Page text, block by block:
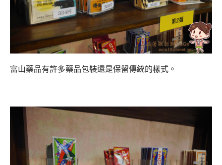
富山藥品有許多藥品包裝還是保留傳統的樣式。